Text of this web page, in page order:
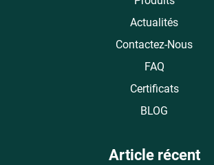
Actualités
Contactez-Nous
FAQ
Certificats
BLOG
Article récent